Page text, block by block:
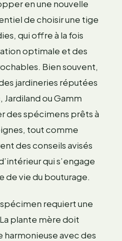
en une nouvelle
de choisir une tige
qui offre à la fois
optimale et des
Bien souvent,
jardineries réputées
ou Gamm
des spécimens prêts à
tout comme
des conseils avisés
qui s’engage
de vie du bouturage.
requiert une
plante mère doit
harmonieuse avec des